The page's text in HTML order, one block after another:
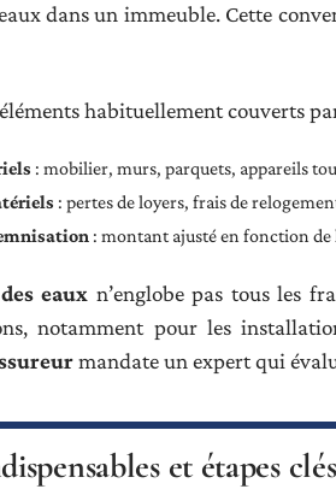
dans un immeuble. Cette
habituellement couverts
: mobilier, murs, parquets, appareils
: pertes de loyers, frais de
: montant ajusté en fonction de
eaux n’englobe pas tous les
notamment pour les
mandate un expert qui
et étapes